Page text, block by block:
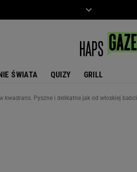
ŚWIATA QUIZY GRILL
kwadrans. Pyszne i delikatne jak od włoskiej babci